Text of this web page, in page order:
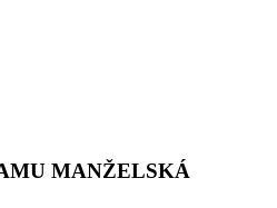
MANŽELSKÁ